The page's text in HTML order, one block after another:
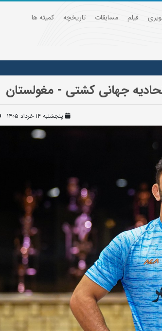
فیلم مسابقات تاریخچه
کمیته ها
جهانی کشتی - مغولستان
پنجشنبه ۱۴ خرداد ۱۴۰۵